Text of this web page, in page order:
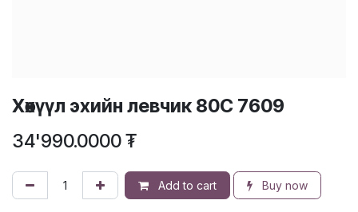
Хөхүүл эхийн левчик 80C 7609
34'990.0000₮
Add to cart Buy now